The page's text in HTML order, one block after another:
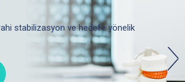
doğru ve güvenli yaklaşım.
stabilizasyon ve hedefe yönelik